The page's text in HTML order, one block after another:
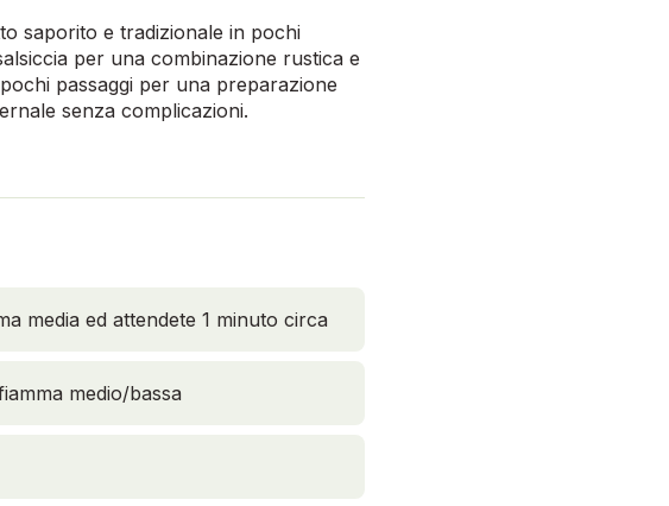
saporito e tradizionale in pochi
per una combinazione rustica e
passaggi per una preparazione
senza complicazioni.
media ed attendete 1 minuto circa
medio/bassa